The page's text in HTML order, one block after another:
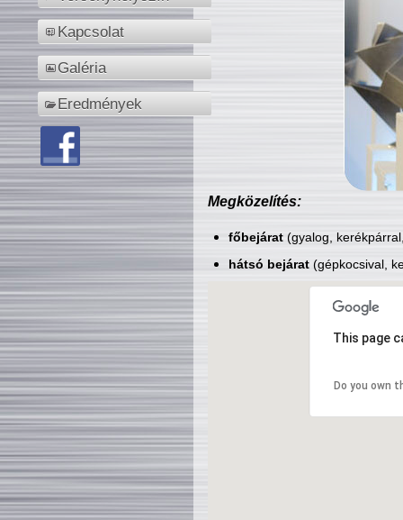
Kapcsolat
Galéria
Eredmények
Megközelítés:
főbejárat(gyalog,
hátsó bejárat(gépkocsival,
This page
Do you own